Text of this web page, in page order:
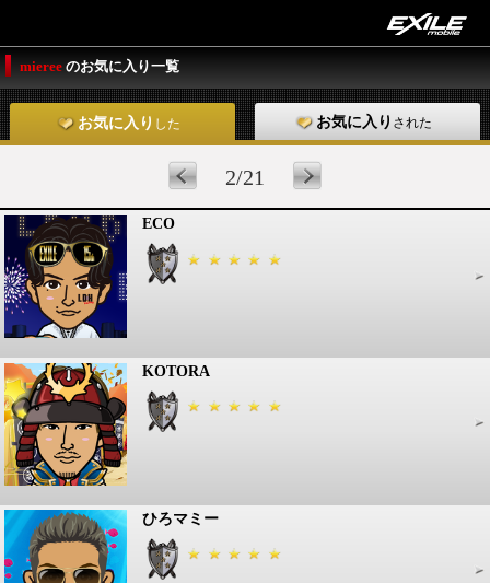
mieree のお気に入り一覧
お気に入り した お気に入り された
2/21
ECO
KOTORA
ひろマミー